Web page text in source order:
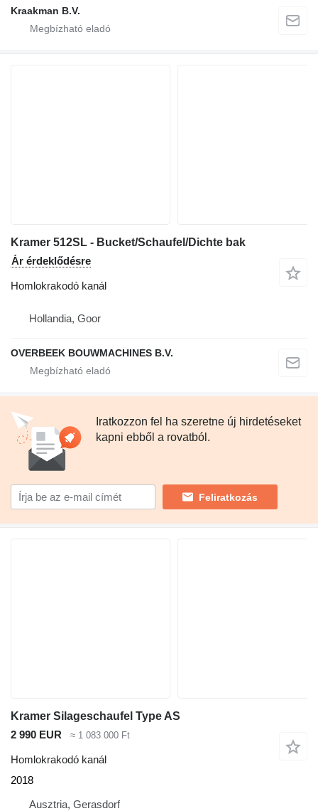
Kraakman B.V.
Kramer 512SL - Bucket/Schaufel/Dichte bak
Ár érdeklődésre
Homlokrakodó kanál
Hollandia, Goor
OVERBEEK BOUWMACHINES B.V.
Iratkozzon fel ha szeretne új hirdetéseket
kapni ebből a rovatból.
Feliratkozás
Kramer Silageschaufel Type AS
2 990 EUR
≈ 1 083 000 Ft
Homlokrakodó kanál
2018
Ausztria, Gerasdorf